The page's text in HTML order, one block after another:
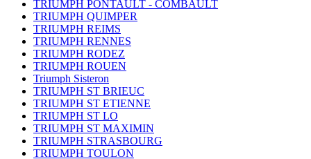
TRIUMPH PONTAULT - COMBAULT
TRIUMPH QUIMPER
TRIUMPH REIMS
TRIUMPH RENNES
TRIUMPH RODEZ
TRIUMPH ROUEN
Triumph Sisteron
TRIUMPH ST BRIEUC
TRIUMPH ST ETIENNE
TRIUMPH ST LO
TRIUMPH ST MAXIMIN
TRIUMPH STRASBOURG
TRIUMPH TOULON